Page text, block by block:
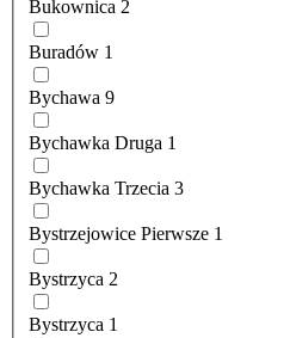
Bukownica 2
Buradów 1
Bychawa 9
Bychawka Druga 1
Bychawka Trzecia 3
Bystrzejowice Pierwsze 1
Bystrzyca 2
Bystrzyca 1